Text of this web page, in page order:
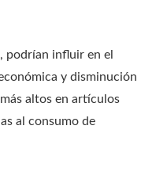
podrían influir en el
y disminución
altos en artículos
al consumo de